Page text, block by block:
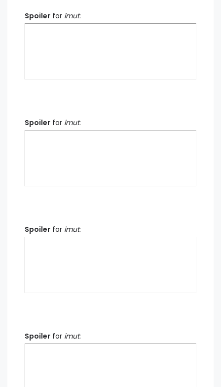
Spoiler for imut:
Spoiler for imut:
Spoiler for imut:
Spoiler for imut: